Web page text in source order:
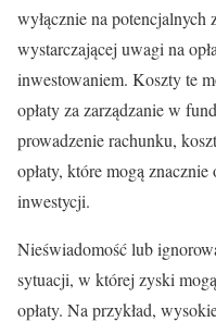
wyłącznie na potencjalnych
wystarczającej uwagi na
inwestowaniem. Koszty te
opłaty za zarządzanie w
prowadzenie rachunku,
opłaty, które mogą
inwestycji.
Nieświadomość lub
sytuacji, w której zyski
opłaty. Na przykład,